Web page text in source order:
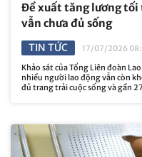
Đề xuất tăng lương
vẫn chưa đủ sống
TIN TỨC
17/07/2026
Khảo sát của Tổng Liên đoàn
nhiều người lao động vẫn còn
đủ trang trải cuộc sống và gần